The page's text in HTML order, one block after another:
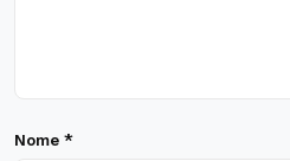
Nome *